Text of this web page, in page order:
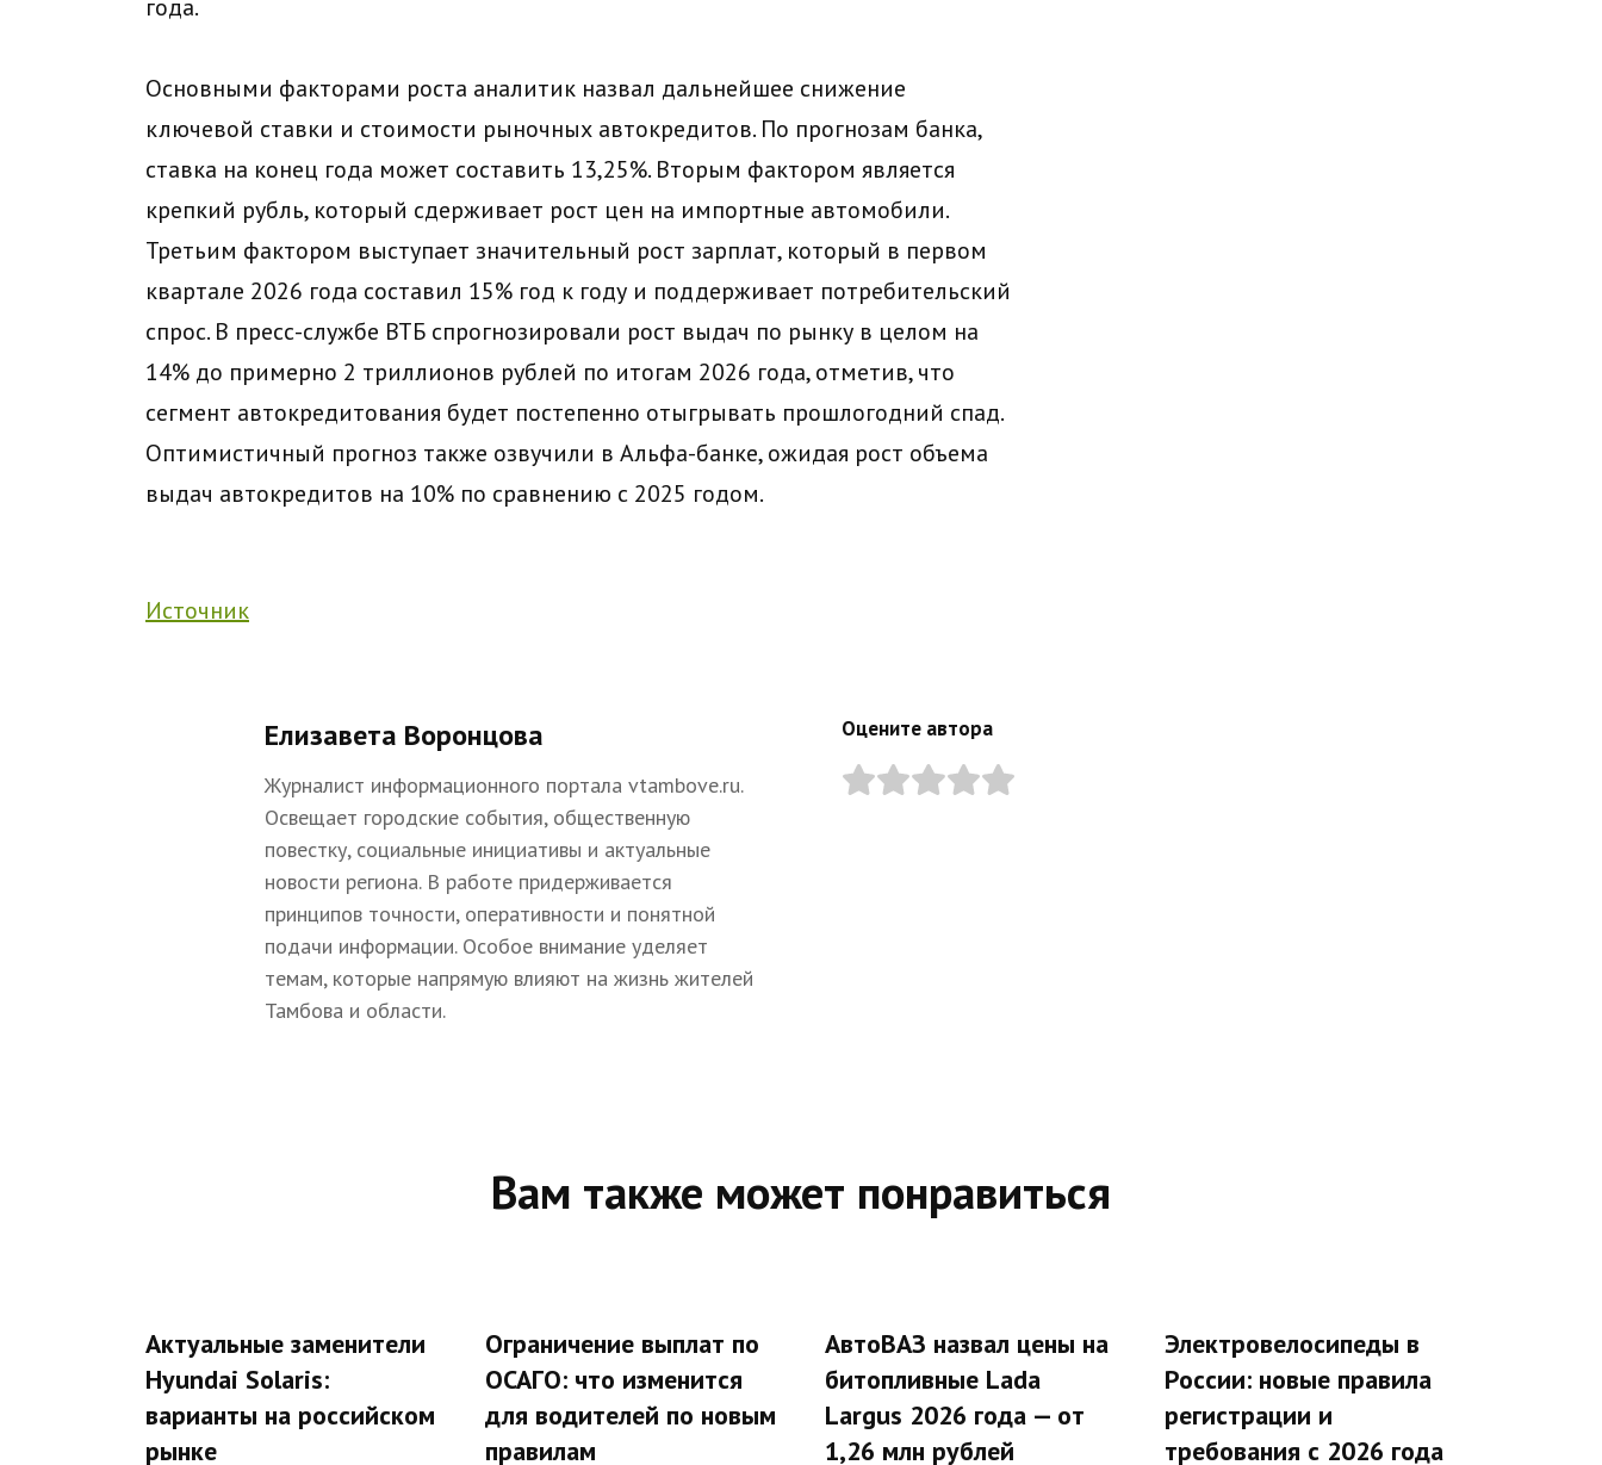
года.
Основными факторами роста аналитик назвал дальнейшее снижение
ключевой ставки и стоимости рыночных автокредитов. По прогнозам банка,
ставка на конец года может составить 13,25%. Вторым фактором является
крепкий рубль, который сдерживает рост цен на импортные автомобили.
Третьим фактором выступает значительный рост зарплат, который в первом
квартале 2026 года составил 15% год к году и поддерживает потребительский
спрос. В пресс-службе ВТБ спрогнозировали рост выдач по рынку в целом на
14% до примерно 2 триллионов рублей по итогам 2026 года, отметив, что
сегмент автокредитования будет постепенно отыгрывать прошлогодний спад.
Оптимистичный прогноз также озвучили в Альфа-банке, ожидая рост объема
выдач автокредитов на 10% по сравнению с 2025 годом.
Источник
Елизавета Воронцова
Журналист информационного портала vtambove.ru.
Освещает городские события, общественную
повестку, социальные инициативы и актуальные
новости региона. В работе придерживается
принципов точности, оперативности и понятной
подачи информации. Особое внимание уделяет
темам, которые напрямую влияют на жизнь жителей
Тамбова и области.
Оцените автора
Вам также может понравиться
Актуальные заменители
Hyundai Solaris:
варианты на российском
рынке
Ограничение выплат по
ОСАГО: что изменится
для водителей по новым
правилам
АвтоВАЗ назвал цены на
битопливные Lada
Largus 2026 года — от
1,26 млн рублей
Электровелосипеды в
России: новые правила
регистрации и
требования с 2026 года